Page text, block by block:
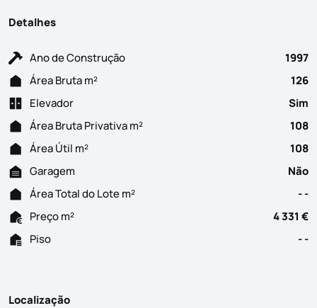
Detalhes
Ano de Construção
1997
Área Bruta m²
126
Elevador
Sim
Área Bruta Privativa m²
108
Área Útil m²
108
Garagem
Não
Área Total do Lote m²
- -
Preço m²
4 331 €
Piso
- -
Localização